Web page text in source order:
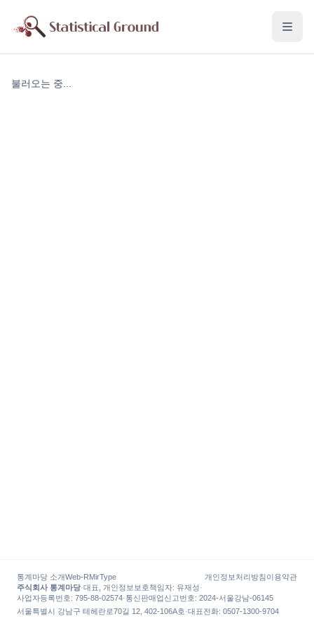
불러오는 중...
통계마당 소개Web-RMirType 개인정보처리방침이용약관
주식회사 통계마당·대표, 개인정보보호책임자: 유재성·
사업자등록번호: 795-88-02574·통신판매업신고번호: 2024-서울강남-06145
서울특별시 강남구 테헤란로70길 12, 402-106A호·대표전화: 0507-1300-9704